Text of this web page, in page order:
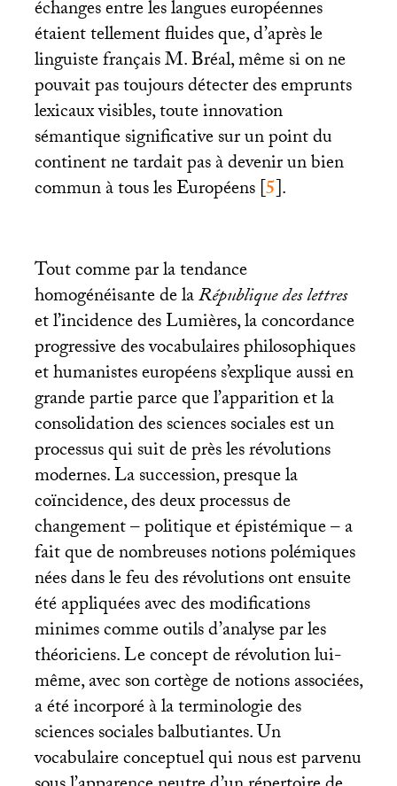
échanges entre les langues européennes
étaient tellement fluides que, d’après le
linguiste français M. Bréal, même si on ne
pouvait pas toujours détecter des emprunts
lexicaux visibles, toute innovation
sémantique significative sur un point du
continent ne tardait pas à devenir un bien
commun à tous les Européens[5].
Tout comme par la tendance
homogénéisante de laRépubliquedeslettres
et l’incidence des Lumières, la concordance
progressive des vocabulaires philosophiques
et humanistes européens s’explique aussi en
grande partie parce que l’apparition et la
consolidation des sciences sociales est un
processus qui suit de près les révolutions
modernes. La succession, presque la
coïncidence, des deux processus de
changement – politique et épistémique – a
fait que de nombreuses notions polémiques
nées dans le feu des révolutions ont ensuite
été appliquées avec des modifications
minimes comme outils d’analyse par les
théoriciens. Le concept de révolution lui-
même, avec son cortège de notions associées,
a été incorporé à la terminologie des
sciences sociales balbutiantes. Un
vocabulaire conceptuel qui nous est parvenu